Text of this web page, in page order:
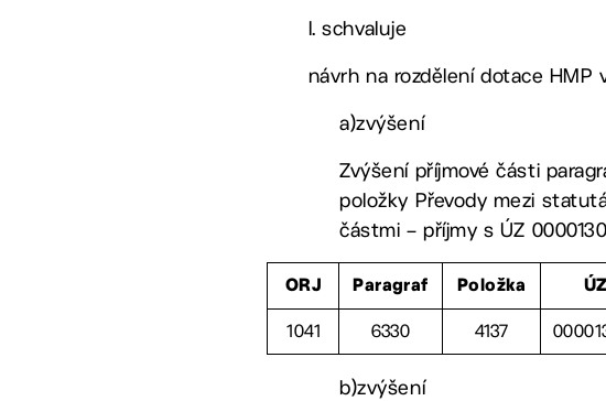
I. schvaluje
návrh na rozdělení dotace HMP
a)zvýšení
Zvýšení příjmové části
položky Převody mezi
částmi – příjmy s ÚZ
ORJ Paragraf Položka ÚZ
1041 6330 4137
b)zvýšení